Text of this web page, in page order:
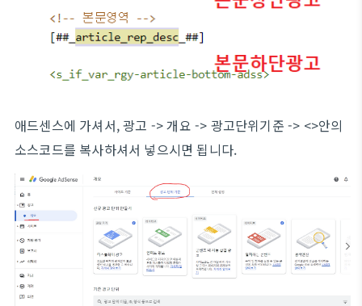
애드센스에 가셔서, 광고 -> 개요 -> 광고단위기준 -> <>안의
소스코드를 복사하셔서 넣으시면 됩니다.